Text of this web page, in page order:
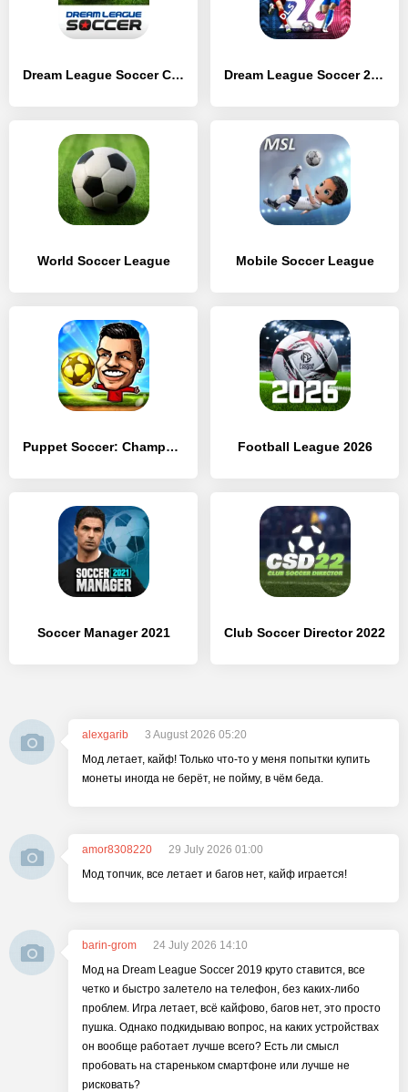
Dream League Soccer Classic Dream League Soccer 2026
World Soccer League Mobile Soccer League
Puppet Soccer: Champs League Football League 2026
Soccer Manager 2021 Club Soccer Director 2022
alexgarib
3 August 2026 05:20
Мод летает, кайф! Только что-то у меня попытки купить
монеты иногда не берёт, не пойму, в чём беда.
amor8308220
29 July 2026 01:00
Мод топчик, все летает и багов нет, кайф играется!
barin-grom
24 July 2026 14:10
Мод на Dream League Soccer 2019 круто ставится, все
четко и быстро залетело на телефон, без каких-либо
проблем. Игра летает, всё кайфово, багов нет, это просто
пушка. Однако подкидываю вопрос, на каких устройствах
он вообще работает лучше всего? Есть ли смысл
пробовать на стареньком смартфоне или лучше не
рисковать?